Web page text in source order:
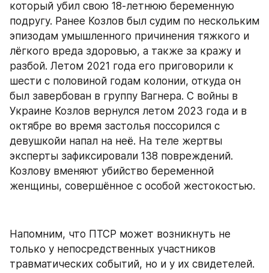
который убил свою 18-летнюю беременную
подругу. Ранее Козлов был судим по нескольким
эпизодам умышленного причинения тяжкого и
лёгкого вреда здоровью, а также за кражу и
разбой. Летом 2021 года его приговорили к
шести с половиной годам колонии, откуда он
был завербован в группу Вагнера. С войны в
Украине Козлов вернулся летом 2023 года и в
октябре во время застолья поссорился с
девушкойи напал на неё. На теле жертвы
эксперты зафиксировали 138 повреждений.
Козлову вменяют убийство беременной
женщины, совершённое с особой жестокостью.
Напомним, что ПТСР может возникнуть не
только у непосредственных участников
травматических событий, но и у их свидетелей.